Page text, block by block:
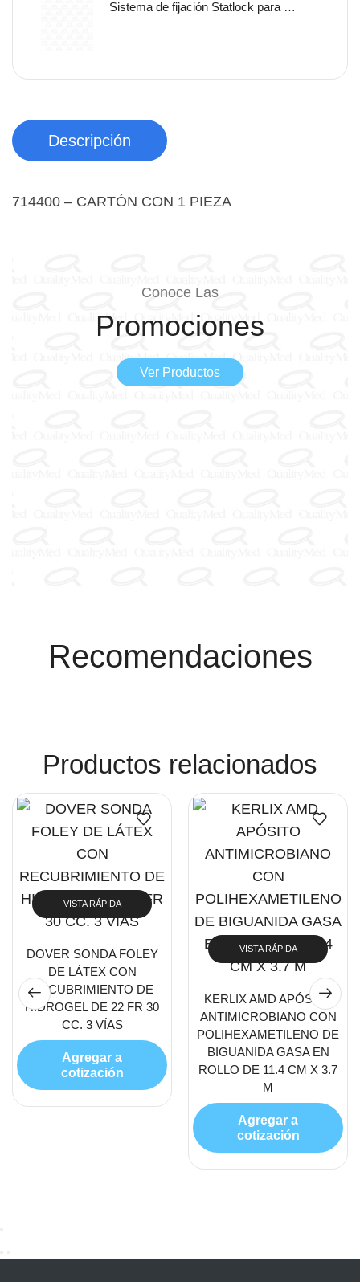
Sistema de fijación Statlock para sonda nasogástrica y sondas de alimentación enteral, tamaño pediátrico, libre de latex.
Descripción
714400 – CARTÓN CON 1 PIEZA
Conoce Las
Promociones
Ver Productos
Recomendaciones
Productos relacionados
VISTA RÁPIDA
DOVER SONDA FOLEY
DE LÁTEX CON
RECUBRIMIENTO DE
HIDROGEL DE 22 FR 30
CC. 3 VÍAS
Agregar a
cotización
VISTA RÁPIDA
KERLIX AMD APÓSITO
ANTIMICROBIANO CON
POLIHEXAMETILENO DE
BIGUANIDA GASA EN
ROLLO DE 11.4 CM X 3.7
M
Agregar a
cotización